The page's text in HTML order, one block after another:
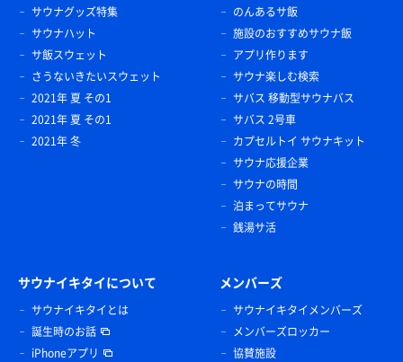
サウナグッズ特集
サウナハット
サ飯スウェット
さうないきたいスウェット
2021年 夏 その1
2021年 夏 その1
2021年 冬
のんあるサ飯
施設のおすすめサウナ飯
アプリ作ります
サウナ楽しむ検索
サバス 移動型サウナバス
サバス 2号車
カプセルトイ サウナキット
サウナ応援企業
サウナの時間
泊まってサウナ
銭湯サ活
サウナイキタイについて
サウナイキタイとは
誕生時のお話
iPhoneアプリ
メンバーズ
サウナイキタイメンバーズ
メンバーズロッカー
協賛施設